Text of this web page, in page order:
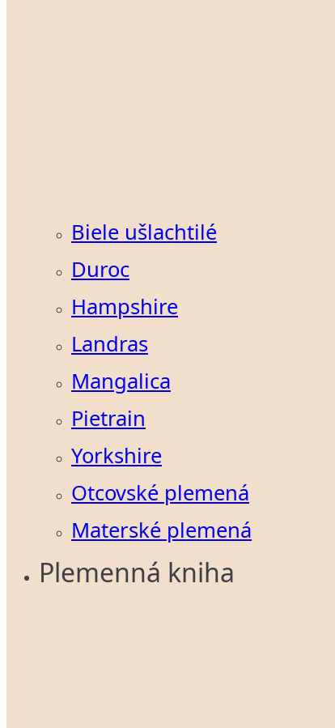
Biele ušlachtilé
Duroc
Hampshire
Landras
Mangalica
Pietrain
Yorkshire
Otcovské plemená
Materské plemená
Plemenná kniha